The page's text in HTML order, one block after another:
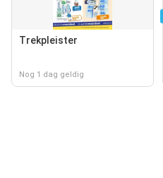
Trekpleister
Nog 1 dag geldig